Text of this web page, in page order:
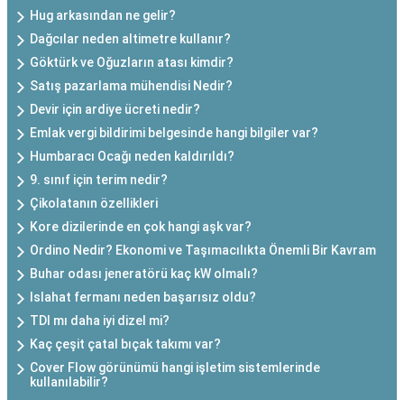
Hug arkasından ne gelir?
Dağcılar neden altimetre kullanır?
Göktürk ve Oğuzların atası kimdir?
Satış pazarlama mühendisi Nedir?
Devir için ardiye ücreti nedir?
Emlak vergi bildirimi belgesinde hangi bilgiler var?
Humbaracı Ocağı neden kaldırıldı?
9. sınıf için terim nedir?
Çikolatanın özellikleri
Kore dizilerinde en çok hangi aşk var?
Ordino Nedir? Ekonomi ve Taşımacılıkta Önemli Bir Kavram
Buhar odası jeneratörü kaç kW olmalı?
Islahat fermanı neden başarısız oldu?
TDI mı daha iyi dizel mi?
Kaç çeşit çatal bıçak takımı var?
Cover Flow görünümü hangi işletim sistemlerinde
kullanılabilir?